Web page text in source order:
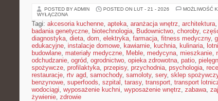
POSTED BY ADMIN POSTED ON LUT - 21 - 2026
MOŻLIWOŚĆ
WYŁĄCZONA
Tagi: akcesoria kuchenne, apteka, aranżacja wnętrz, architektura
badania genetyczne, biotechnologia, Budownictwo, choroby,
diagnostyka, dieta, dom, elektryka, farmacja, fitness medyczny,
edukacyjne, instalacje domowe, kawiarnie, kuchnia, kulinaria,
budowlane, materiały medyczne, Meble, medycyna, mieszkanie,
odchudzanie, ogród, ogrodnictwo, opieka zdrowotna, patio,
spożywcze, profilaktyka, przepisy, przychodnia, psychologia,
restauracje, rtv agd, samochody, samoloty, sery, sklep
benzynowe, superfoods, szpital , tarasy, transport, transport
wodociągi, wyposażenie kuchni, wyposażenie wnętrz, zabawa,
żywienie, zdrowie